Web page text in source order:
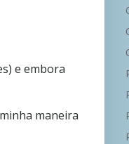
e embora
maneira